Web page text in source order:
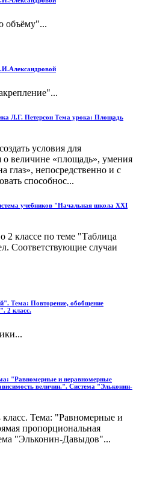
объёму"...
Л.Г. Петерсон Тема урока: Площадь
условия для
о величине «площадь», умения
глаз», непосредственно и с
способнос...
учебников "Начальная школа XXI
2 классе по теме "Таблица
Соответствующие случаи
Тема: Повторение, обобщение
2 класс.
"Равномерные и неравномерные
величин.". Система "Эльконин-
Тема: "Равномерные и
пропорциональная
"Эльконин-Давыдов"...